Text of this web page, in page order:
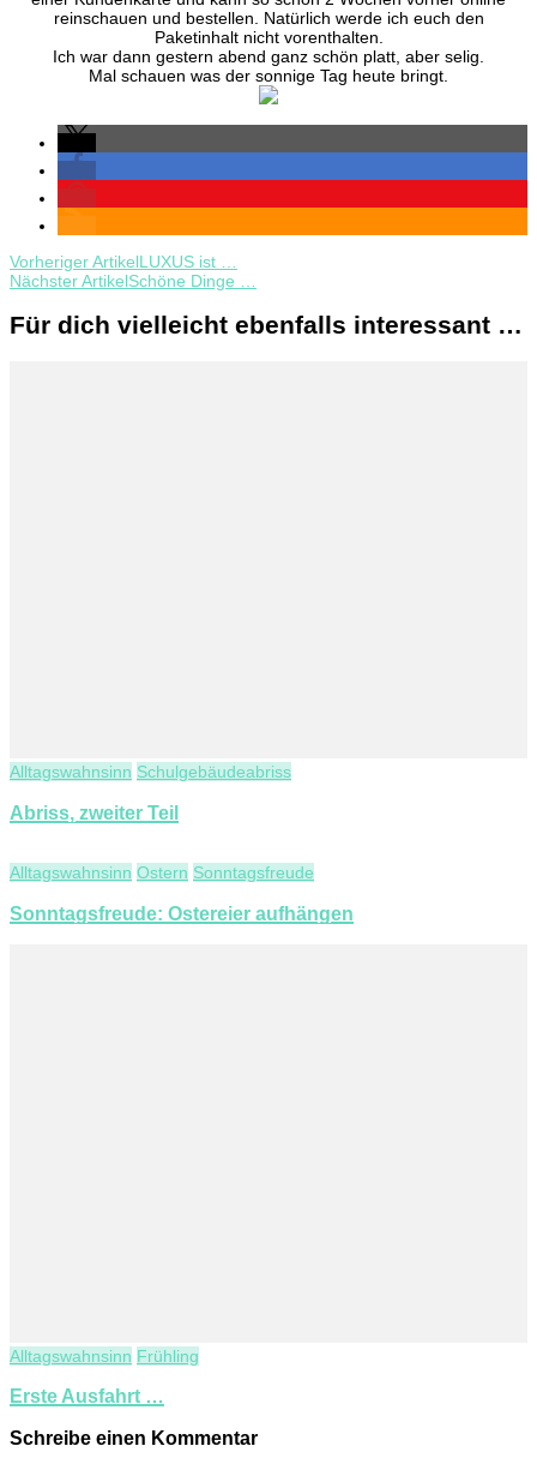
reinschauen und bestellen. Natürlich werde ich euch den
Paketinhalt nicht vorenthalten.
Ich war dann gestern abend ganz schön platt, aber selig.
Mal schauen was der sonnige Tag heute bringt.
Beitragsnavigation
Vorheriger ArtikelLUXUS ist …
Nächster ArtikelSchöne Dinge …
Für dich vielleicht ebenfalls interessant …
Alltagswahnsinn Schulgebäudeabriss
Abriss, zweiter Teil
Alltagswahnsinn Ostern Sonntagsfreude
Sonntagsfreude: Ostereier aufhängen
Alltagswahnsinn Frühling
Erste Ausfahrt …
Schreibe einen Kommentar